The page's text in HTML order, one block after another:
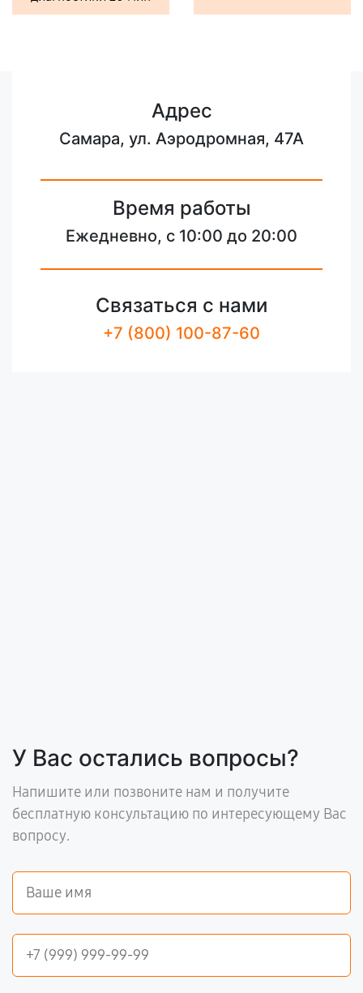
Адрес
Самара, ул. Аэродромная, 47А
Время работы
Ежедневно, с 10:00 до 20:00
Связаться с нами
+7 (800) 100-87-60
У Вас остались вопросы?
Напишите или позвоните нам и получите
бесплатную консультацию по интересующему Вас
вопросу.